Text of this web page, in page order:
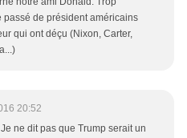
passé de président américains
qui ont déçu (Nixon, Carter,
20:52
ne dit pas que Trump serait un